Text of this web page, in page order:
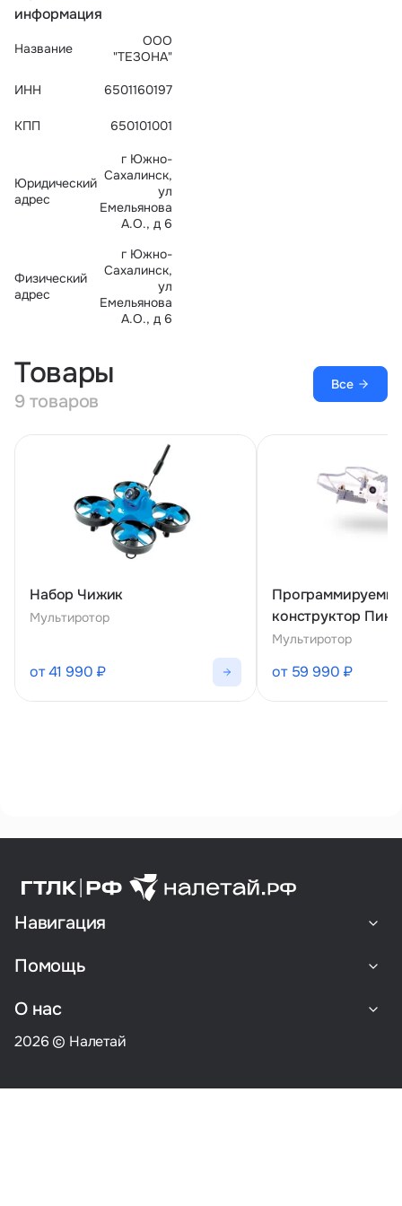
Тарифы
информация
Название
ООО
"ТЕЗОНА"
ИНН 6501160197
КПП 650101001
Юридический
адрес
г Южно-
Сахалинск,
ул
Емельянова
А.О., д 6
Физический
адрес
г Южно-
Сахалинск,
ул
Емельянова
А.О., д 6
Товары
9 товаров
Все
Набор Чижик
Мультиротор
от 41 990 ₽
конструктор
Мультиротор
от 59 990 ₽
Навигация
Помощь
О нас
2026 © Налетай